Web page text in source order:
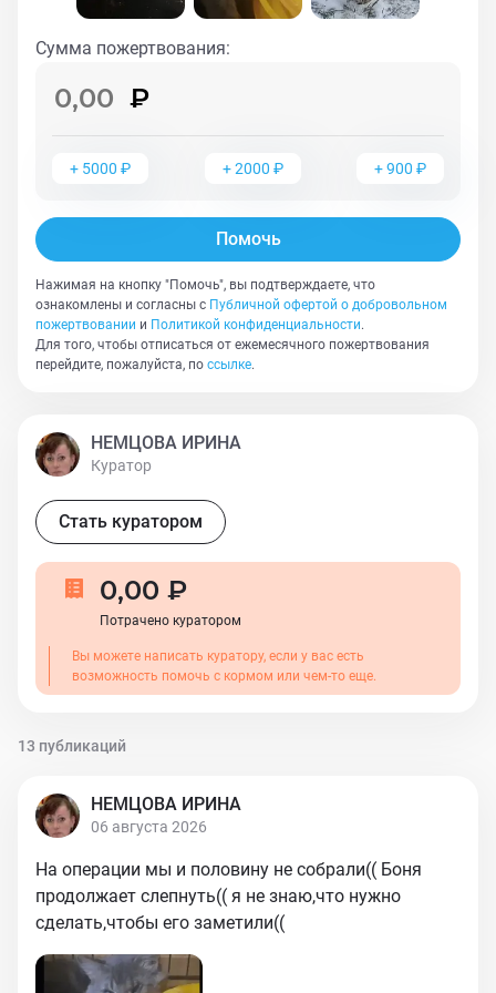
врачей. Только сама операция стоит 27 000 рублей.
Общая сумма сбора с учётом обследований и
прошу помочь Боне. Он уже слишком много пережил
для такого маленького кота. И очень хочется, чтобы
Сумма пожертвования:
+ 5000 ₽ +2000 ₽ +900 ₽
Помочь
Нажимая на кнопку "Помочь", вы подтверждаете, что
ознакомлены и согласны с Публичной офертой о добровольном
пожертвовании и Политикой конфиденциальности.
Для того, чтобы отписаться от ежемесячного пожертвования
перейдите, пожалуйста, по ссылке.
НЕМЦОВА ИРИНА
Куратор
Стать куратором
0,00 ₽
Потрачено куратором
Вы можете написать куратору, если у вас есть
возможность помочь с кормом или чем-то еще.
13 публикаций
НЕМЦОВА ИРИНА
06 августа 2026
На операции мы и половину не собрали(( Боня
продолжает слепнуть(( я не знаю,что нужно
сделать,чтобы его заметили((